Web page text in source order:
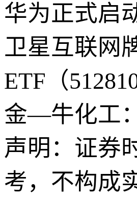
华为正式启
卫星互联网
ETF（
金—牛化工
声明：证券
考，不构成